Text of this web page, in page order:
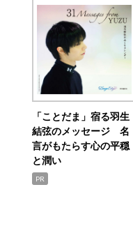
「ことだま」宿る羽生
結弦のメッセージ 名
言がもたらす心の平穏
と潤い
PR